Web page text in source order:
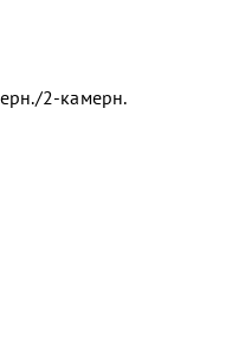
2-камерн.